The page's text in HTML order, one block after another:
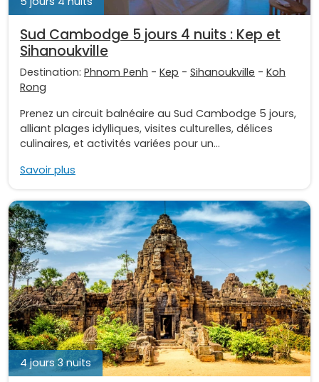
Sud Cambodge 5 jours 4 nuits : Kep et
Sihanoukville
Destination: Phnom Penh - Kep - Sihanoukville - Koh
Rong
Prenez un circuit balnéaire au Sud Cambodge 5 jours,
alliant plages idylliques, visites culturelles, délices
culinaires, et activités variées pour un...
Savoir plus
4 jours 3 nuits